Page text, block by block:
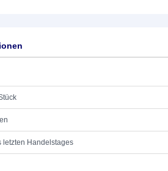
letzten Handelstages